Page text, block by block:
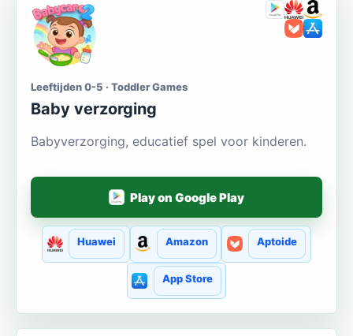
Leeftijden 0-5 · Toddler Games
Baby verzorging
Babyverzorging, educatief spel voor kinderen.
Play on Google Play
Huawei Amazon Aptoide
App Store